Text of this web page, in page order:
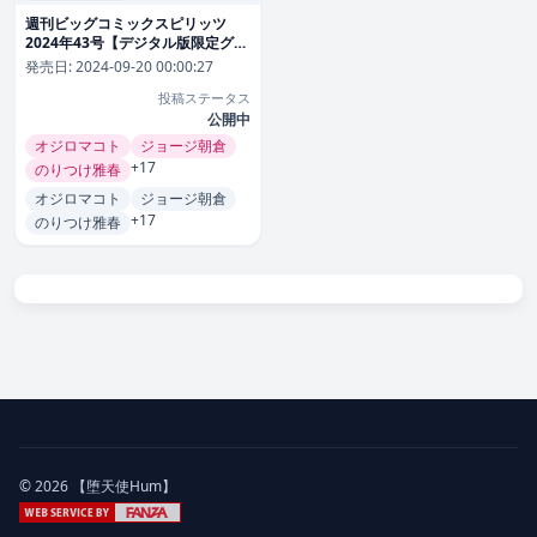
週刊ビッグコミックスピリッツ
2024年43号【デジタル版限定グラ
ビア増量「一ノ瀬瑠菜」】（2024
年9月20日発売） 雑誌
発売日:2024-09-20 00:00:27
投稿ステータス
公開中
オジロマコト
ジョージ朝倉
のりつけ雅春 +17
オジロマコト
ジョージ朝倉
のりつけ雅春 +17
© 2026 【堕天使Hum】